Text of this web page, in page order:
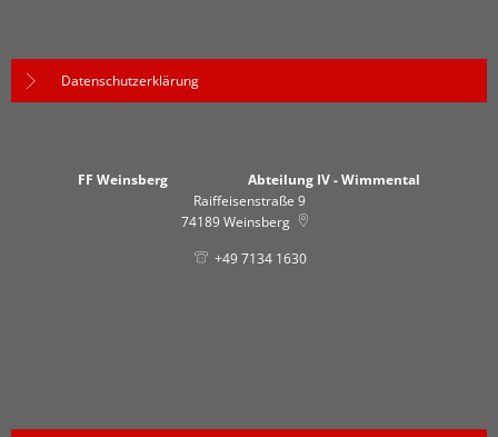
Datenschutzerklärung
FF Weinsberg Abteilung IV - Wimmental
Raiffeisenstraße 9
74189Weinsberg
+49 7134 1630